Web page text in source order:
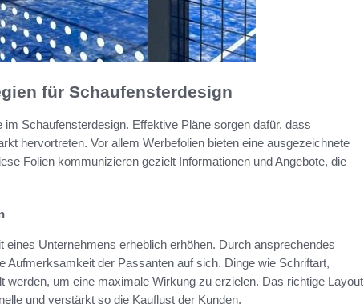
für Schaufensterdesign
Schaufensterdesign. Effektive Pläne sorgen dafür, dass
hervortreten. Vor allem Werbefolien bieten eine ausgezeichnete
Folien kommunizieren gezielt Informationen und Angebote, die
Unternehmens erheblich erhöhen. Durch ansprechendes
Aufmerksamkeit der Passanten auf sich. Dinge wie Schriftart,
werden, um eine maximale Wirkung zu erzielen. Das richtige Layout
und verstärkt so die Kauflust der Kunden.